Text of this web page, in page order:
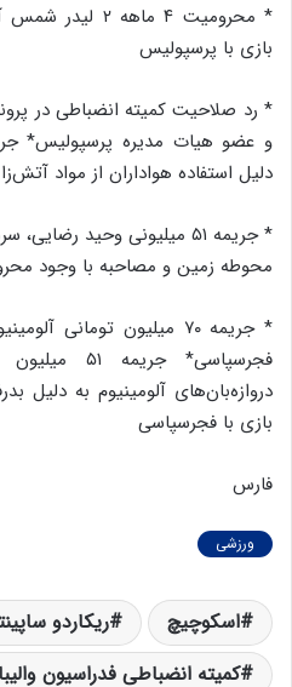
* محرومیت ۴
بازی با پرسپولیس
* رد صلاحیت کمیته انضباطی در
دلیل استفاده هواداران از مواد
* جریمه ۵۱ میلیونی وحید
محوطه زمین و مصاحبه با وجود
* جریمه ۷۰ میلیون تومانی
فجرسپاسی*
دروازه‌بان‌های آلومینیوم به دلیل
بازی با فجرسپاسی
فارس
ورزشی
اسکوچیچ
ریکاردو
کمیته انضباطی فدراسیون